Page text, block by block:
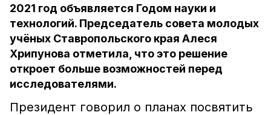
2021 год объявляется Годом науки и
технологий. Председатель совета молодых
учёных Ставропольского края Алеся
Хрипунова отметила, что это решение
откроет больше возможностей перед
исследователями.
Президент говорил о планах посвятить